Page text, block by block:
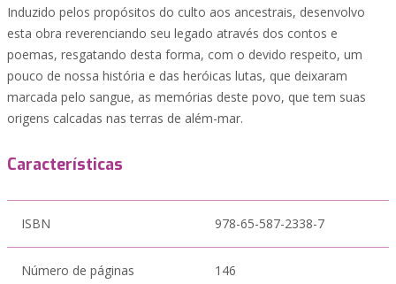
Induzido pelos propósitos do culto aos ancestrais, desenvolvo
esta obra reverenciando seu legado através dos contos e
poemas, resgatando desta forma, com o devido respeito, um
pouco de nossa história e das heróicas lutas, que deixaram
marcada pelo sangue, as memórias deste povo, que tem suas
origens calcadas nas terras de além-mar.
Características
ISBN 978-65-587-2338-7
Número de páginas 146